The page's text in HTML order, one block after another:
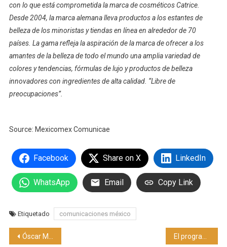
con lo que está comprometida la marca de cosméticos Catrice.
Desde 2004, la marca alemana lleva productos a los estantes de
belleza de los minoristas y tiendas en línea en alrededor de 70
países. La gama refleja la aspiración de la marca de ofrecer a los
amantes de la belleza de todo el mundo una amplia variedad de
colores y tendencias, fórmulas de lujo y productos de belleza
innovadores con ingredientes de alta calidad. “Libre de
preocupaciones”.
Source: Mexicomex Comunicae
Facebook Share on X LinkedIn
WhatsApp Email Copy Link
Etiquetado comunicaciones méxico
Navegación
Óscar Mora lidera voz empresarial en el Foro de Análisis